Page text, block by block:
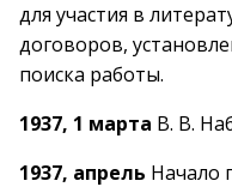
для участия в
договоров,
поиска работы.
1937, 1 марта В. В.
1937, апрель Начало